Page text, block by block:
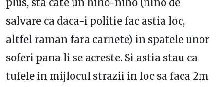
plus, sta cate un nino-nino (nino de
salvare ca daca-i politie fac astia loc,
altfel raman fara carnete) in spatele unor
soferi pana li se acreste. Si astia stau ca
tufele in mijlocul strazii in loc sa faca 2m